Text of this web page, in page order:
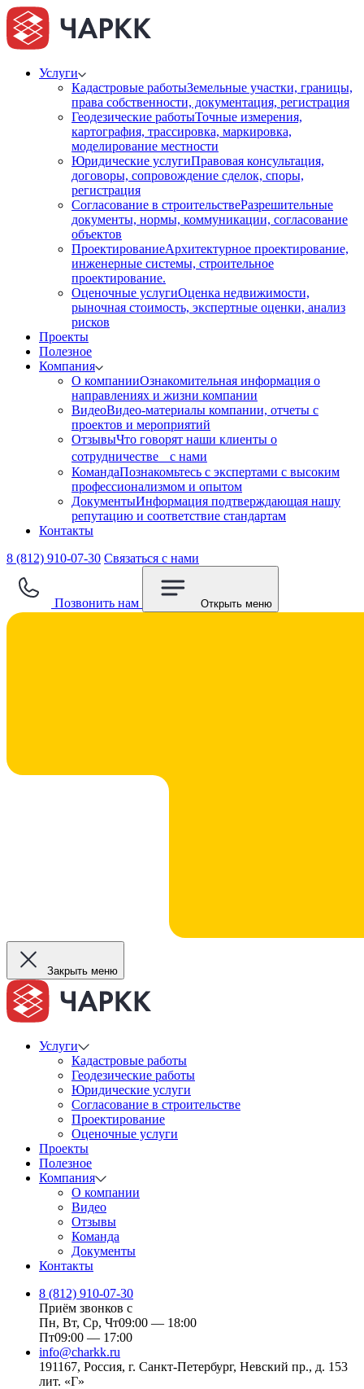
Услуги
Кадастровые работыЗемельные участки, границы,
права собственности, документация, регистрация
Геодезические работыТочные измерения,
картография, трассировка, маркировка,
моделирование местности
Юридические услугиПравовая консультация,
договоры, сопровождение сделок, споры,
регистрация
Согласование в строительствеРазрешительные
документы, нормы, коммуникации, согласование
объектов
ПроектированиеАрхитектурное проектирование,
инженерные системы, строительное
проектирование.
Оценочные услугиОценка недвижимости,
рыночная стоимость, экспертные оценки, анализ
рисков
Проекты
Полезное
Компания
О компанииОзнакомительная информация о
направлениях и жизни компании
ВидеоВидео-материалы компании, отчеты с
проектов и мероприятий
ОтзывыЧто говорят наши клиенты о
сотрудничестве с нами
КомандаПознакомьтесь с экспертами с высоким
профессионализмом и опытом
ДокументыИнформация подтверждающая нашу
репутацию и соответствие стандартам
Контакты
8 (812) 910-07-30 Связаться с нами
Позвонить нам Открыть меню
Закрыть меню
Услуги
Кадастровые работы
Геодезические работы
Юридические услуги
Согласование в строительстве
Проектирование
Оценочные услуги
Проекты
Полезное
Компания
О компании
Видео
Отзывы
Команда
Документы
Контакты
8 (812) 910-07-30
Приём звонков с
Пн, Вт, Ср, Чт09:00 — 18:00
Пт09:00 — 17:00
info@charkk.ru
191167, Россия, г. Санкт-Петербург, Невский пр., д. 153
лит. «Г»